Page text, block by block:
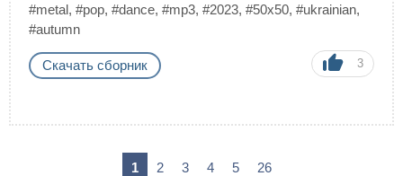
#metal, #pop, #dance, #mp3, #2023, #50x50, #ukrainian,
#autumn
Скачать сборник 3
1 2 3 4 5 26